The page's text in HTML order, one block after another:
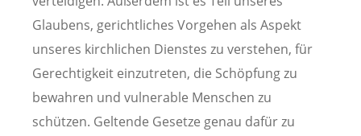
Glaubens, gerichtliches Vorgehen als Aspekt
unseres kirchlichen Dienstes zu verstehen, für
Gerechtigkeit einzutreten, die Schöpfung zu
bewahren und vulnerable Menschen zu
schützen. Geltende Gesetze genau dafür zu